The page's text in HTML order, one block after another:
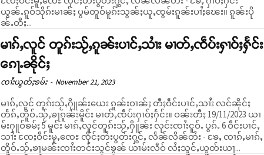
ယွၼ်ႉၵူဝ်သိုၵ်းမၢၼ်ႈ ပွမ်တူဝ်မူၵ်းသွၼ်ႈယူႇၸွမ်းၵူၼ်းပၢႆႈၽေး။ ၵူၼ်းပို
ၼ်ႉတီႈ...
မၢၵ်ႇလူင် တူၵ်းသႂ်ႇၵူၼ်းပၢင်ႇသၢႆး မၢတ်ႇၸဵပ်းႁၢဝ်ႈႁႅင်း
ၵေႃႉၼိုင်ႈ
ၸၢႆးယွတ်ႈၶမ်း - November 21, 2023
မၢၵ်ႇလူင် တူၵ်းသႂ်ႇႁိူၼ်းယေး ၵူၼ်းဝၢၼ်ႈ တီႈဝဵင်းပၢင်ႇသၢႆး လင်ၼိုင်ႈ
တႅၵ်ႇတိူဝ်ႉသႂ်ႇၶႃၵူၼ်းမိူင်း မၢတ်ႇၸဵပ်းႁၢဝ်ႈႁႅင်း။ ဝၼ်းတီႈ 19/11/2023 ယၢ
မ်းႁူဝ်ၶမ်ႈ 5 မူင်း မၢၵ်ႇလူင်တူၵ်းသႂ်ႇႁိူၼ်း လုင်းၸၢႆးငူဝ်ႉ ပွၵ်ႉ 6 ဝဵင်းပၢင်ႇ
သၢႆး ၸႄႈဝဵင်းမူႇၸေႊ ၸိုင်ႈတႆးပွတ်းႁွင်ႇ လႅၼ်လိၼ်တႆး - ၶႄႇ ၸၢၵ်ႇမၢၵ်ႇ
တိူဝ်ႉသႂ်ႇၶႃမၼ်းၸၢႆးတင်းသွင်ၶွၼ် ယၢမ်းလဵဝ် လႆႈသူင်ႇယူတ်းယႃ...